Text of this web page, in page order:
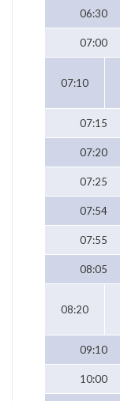
06:30
07:00
07:10
07:15
07:20
07:25
07:54
07:55
08:05
08:20
09:10
10:00